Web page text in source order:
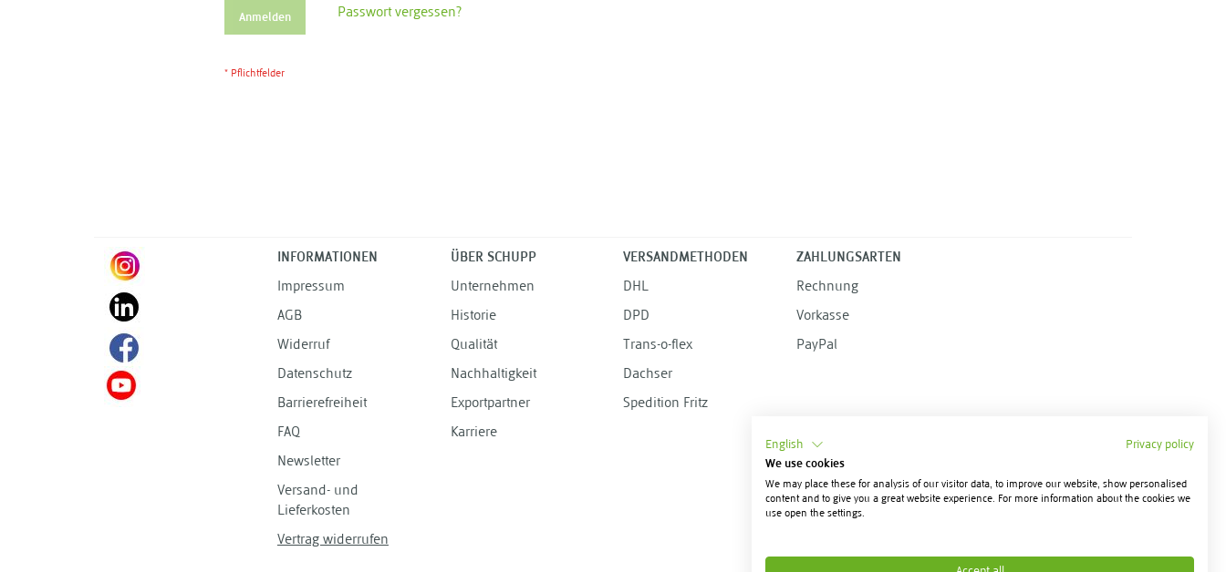
Anmelden Passwort vergessen?
INFORMATIONEN
Impressum
AGB
Widerruf
Datenschutz
Barrierefreiheit
FAQ
Newsletter
Versand- und
Lieferkosten
Vertrag widerrufen
ÜBER SCHUPP
Unternehmen
Historie
Qualität
Nachhaltigkeit
Exportpartner
Karriere
VERSANDMETHODEN
DHL
DPD
Trans-o-flex
Dachser
Spedition Fritz
ZAHLUNGSARTEN
Rechnung
Vorkasse
PayPal
English Privacy policy
We use cookies
We may place these for analysis of our visitor data, to improve our website, show personalised
content and to give you a great website experience. For more information about the cookies we
use open the settings.